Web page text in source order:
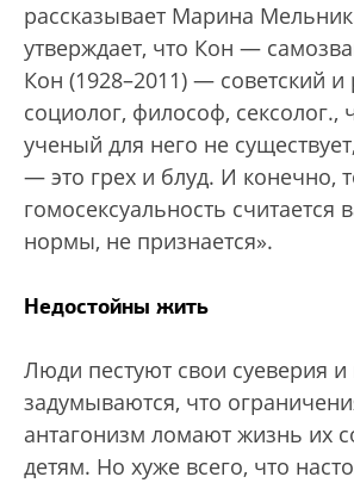
рассказывает Марина
утверждает, что Кон —
Кон (1928–2011) — советский и
социолог, философ, сексолог.,
ученый для него не
— это грех и блуд. И конечно,
гомосексуальность считается
нормы, не признается».
Недостойны жить
Люди пестуют свои суеверия и
задумываются, что
антагонизм ломают жизнь их
детям. Но хуже всего, что